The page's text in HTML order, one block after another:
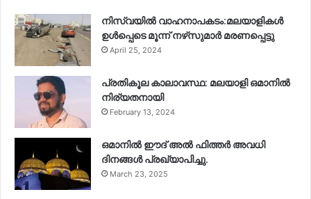
നിസ്‌വയിൽ വാഹനാപകടം:മലയാളികള്‍
ഉള്‍പ്പെടെ മൂന്ന് നഴ്‌സുമാര്‍ മരണപ്പെട്ടു
April 25, 2024
പ്രതികൂല കാലാവസ്ഥ: മലയാളി ഒമാനിൽ
നിര്യതനായി
February 13, 2024
ഒമാനിൽ ഈദ് അൽ ഫിത്തർ അവധി
ദിനങ്ങൾ പ്രഖ്യാപിച്ചു.
March 23, 2025